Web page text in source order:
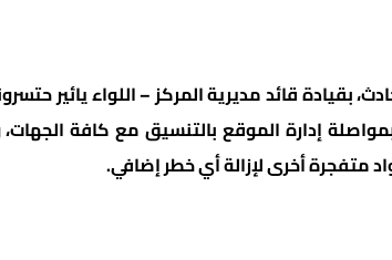
بقيادة قائد مديرية المركز – اللواء يائير
إدارة الموقع بالتنسيق مع كافة
متفجرة أخرى لإزالة أي خطر إضافي.